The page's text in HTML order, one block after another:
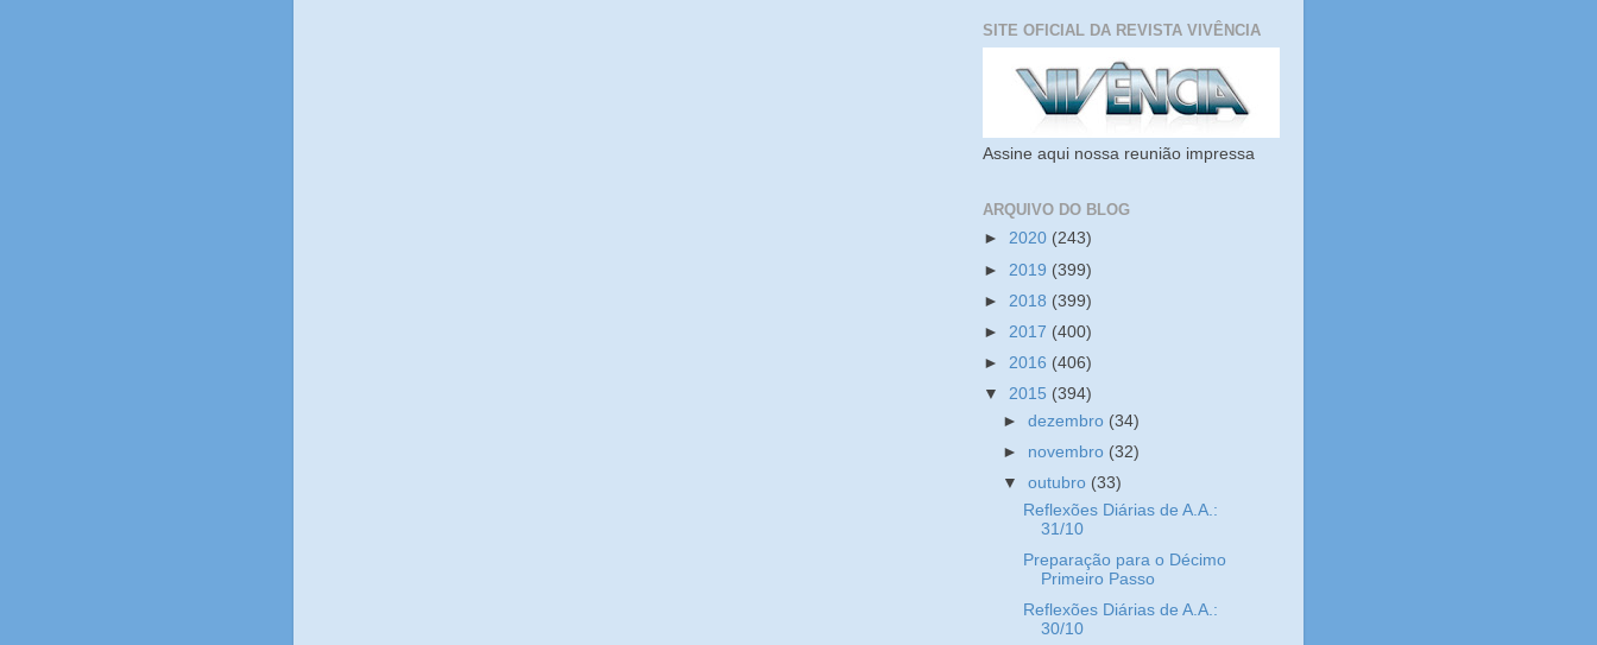
SITE OFICIAL DA REVISTA VIVÊNCIA
Assine aqui nossa reunião impressa
ARQUIVO DO BLOG
► 2020 (243)
► 2019 (399)
► 2018 (399)
► 2017 (400)
► 2016 (406)
▼ 2015 (394)
►dezembro (34)
► novembro (32)
▼outubro (33)
Reflexões Diárias de A.A.:
31/10
Preparação para o Décimo
Primeiro Passo
Reflexões Diárias de A.A.:
30/10